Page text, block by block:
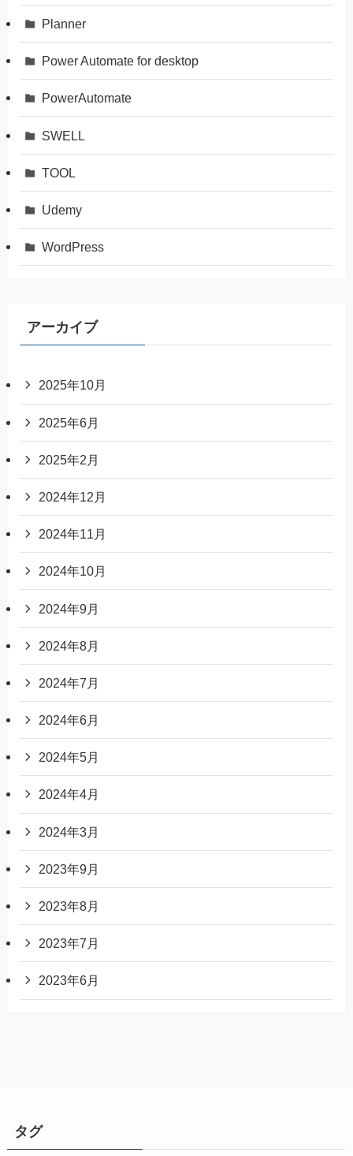
Planner
Power Automate for desktop
PowerAutomate
SWELL
TOOL
Udemy
WordPress
アーカイブ
2025年10月
2025年6月
2025年2月
2024年12月
2024年11月
2024年10月
2024年9月
2024年8月
2024年7月
2024年6月
2024年5月
2024年4月
2024年3月
2023年9月
2023年8月
2023年7月
2023年6月
タグ